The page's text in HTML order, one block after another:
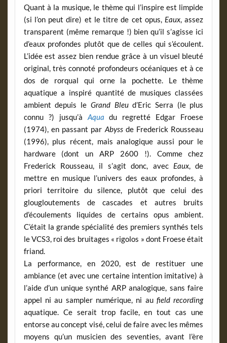
Quant à la musique, le thème qui l’inspire est limpide
(si l’on peut dire) et le titre de cet opus, Eaux, assez
transparent (même remarque !) bien qu’il s’agisse ici
d’eaux profondes plutôt que de celles qui s’écoulent.
L’idée est assez bien rendue grâce à un visuel bleuté
original, très connoté profondeurs océaniques et à ce
dos de rorqual qui orne la pochette. Le thème
aquatique a inspiré quantité de musiques classées
ambient depuis le Grand Bleud’Eric Serra (le plus
connu ?) jusqu’à Aqua du regretté Edgar Froese
(1974), en passant par Abyssde Frederick Rousseau
(1996), plus récent, mais analogique aussi pour le
hardware (dont un ARP 2600 !). Comme chez
Frederick Rousseau, il s’agit donc, avec Eaux, de
mettre en musique l’univers des eaux profondes, à
priori territoire du silence, plutôt que celui des
glougloutements de cascades et autres bruits
d’écoulements liquides de certains opus ambient.
C’était la grande spécialité des premiers synthés tels
le VCS3, roi des bruitages « rigolos » dont Froese était
friand.
La performance, en 2020, est de restituer une
ambiance (et avec une certaine intention imitative) à
l’aide d’un unique synthé ARP analogique, sans faire
appel ni au sampler numérique, ni aufield recording
aquatique. Ce serait trop facile, en tout cas une
entorse au concept visé, celui de faire avec les mêmes
moyens qu’un musicien des seventies, avant l’ère